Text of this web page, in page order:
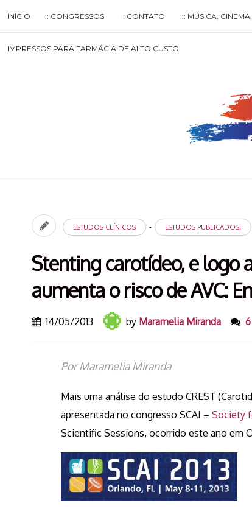
to
content
INÍCIO :: CONGRESSOS :: CONTATO :: MÚSICA,
IMPRESSOS PARA FARMÁCIA DE ALTO CUSTO
for
ESTUDOS CLÍNICOS - ESTUDOS PUBLICADOS!
Stenting carotídeo, e logo
aumenta o risco de AVC:
14/05/2013 by Maramelia Miranda
Por Maramelia
Mais uma análise do estudo CREST
apresentada no congresso SCAI –Society
Scientific Sessions, ocorrido este ano em